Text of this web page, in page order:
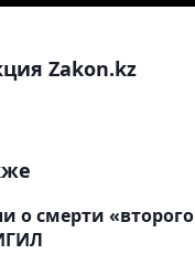
Zakon.kz
о смерти «второго